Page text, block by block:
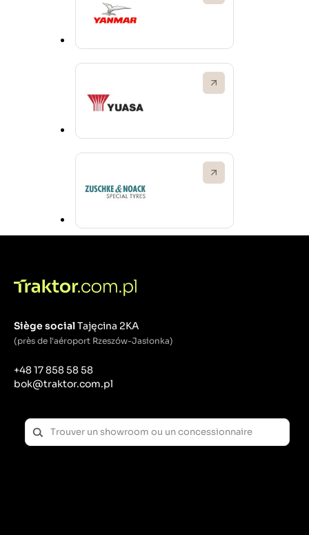
Siège socialTajęcina 2KA
(près de l'aéroport Rzeszów-Jasionka)
+48 17 858 58 58
bok@traktor.com.pl